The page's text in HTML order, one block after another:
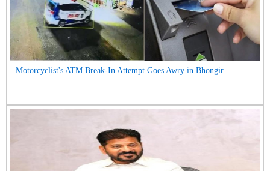
Motorcyclist's ATM Break-In Attempt Goes Awry in Bhongir...